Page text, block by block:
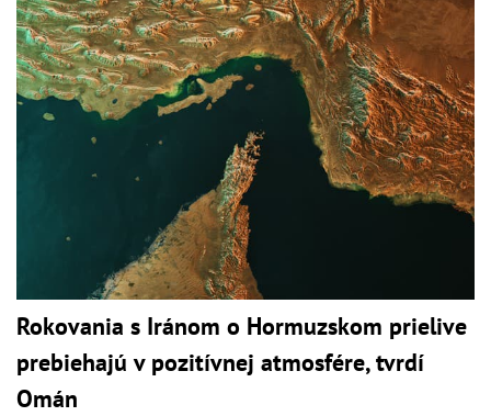
Rokovania s Iránom o Hormuzskom prielive
prebiehajú v pozitívnej atmosfére, tvrdí
Omán